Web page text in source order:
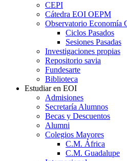
CEPI
Cátedra EOI OEPM
Observatorio Economía
Ciclos Pasados
Sesiones Pasadas
Investigaciones propias
Repositorio savia
Fundesarte
Biblioteca
Estudiar en EOI
Admisiones
Secretaría Alumnos
Becas y Descuentos
Alumni
Colegios Mayores
C.M. África
C.M. Guadalupe